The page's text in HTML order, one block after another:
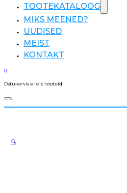
TOOTEKATALOOG
MIKS MEENED?
UUDISED
MEIST
KONTAKT
0
Ostukorvis ei ole tooteid.
🔍